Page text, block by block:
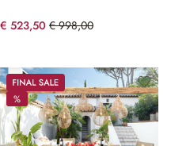
€ 523,50 € 998,00
(47.55% gespart)
Sale
%
%